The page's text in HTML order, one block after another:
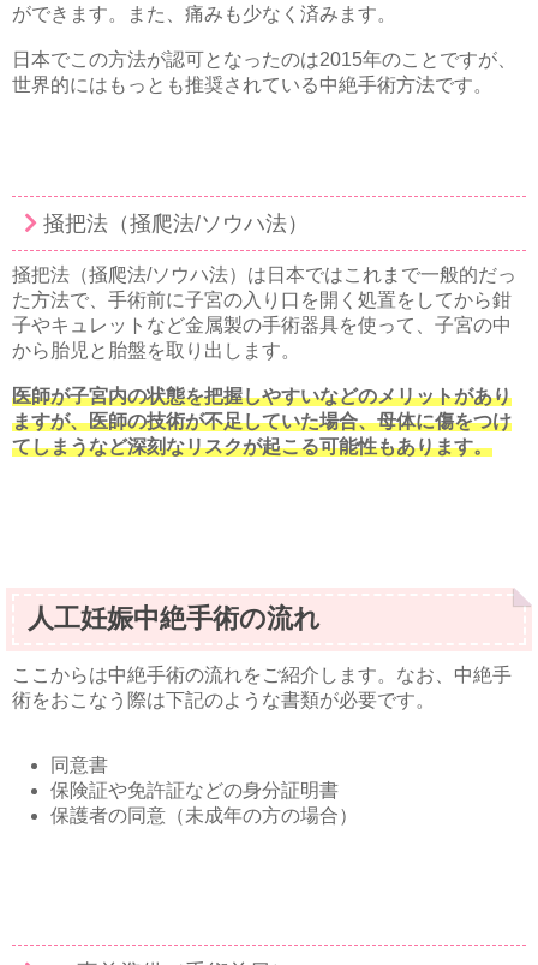
ができます。また、痛みも少なく済みます。
日本でこの方法が認可となったのは2015年のことですが、
世界的にはもっとも推奨されている中絶手術方法です。
掻把法（掻爬法/ソウハ法）
掻把法（掻爬法/ソウハ法）は日本ではこれまで一般的だっ
た方法で、手術前に子宮の入り口を開く処置をしてから鉗
子やキュレットなど金属製の手術器具を使って、子宮の中
から胎児と胎盤を取り出します。
医師が子宮内の状態を把握しやすいなどのメリットがあり
ますが、医師の技術が不足していた場合、母体に傷をつけ
てしまうなど深刻なリスクが起こる可能性もあります。
人工妊娠中絶手術の流れ
ここからは中絶手術の流れをご紹介します。なお、中絶手
術をおこなう際は下記のような書類が必要です。
同意書
保険証や免許証などの身分証明書
保護者の同意（未成年の方の場合）